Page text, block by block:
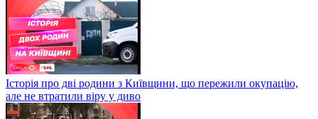
Історія про дві родини з Київщини, що пережили окупацію,
але не втратили віру у диво